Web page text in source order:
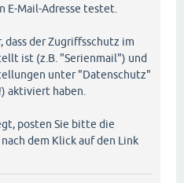
E-Mail-Adresse testet.
dass der Zugriffsschutz im
ist (z.B. "Serienmail") und
unter "Datenschutz"
aktiviert haben.
posten Sie bitte die
dem Klick auf den Link